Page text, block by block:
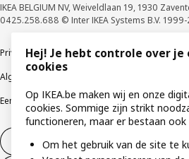
IKEA BELGIUM NV, Weiveldlaan 19, 1930
0425.258.688 © Inter IKEA Systems B.V.
PrivacybeleidCookiebeleid
Algemene contractvoorwaarden
Een etische bezorgdheid uitenKlachten
Herroeping van contract
Hej! Je hebt controle over je
cookies
Op IKEA.be maken wij en onze
cookies. Sommige zijn strikt
functioneren, maar er bestaan
Om het gebruik van de site te